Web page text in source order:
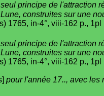
principe de l'attraction
construites sur une
1765, in-4°, viii-162 p., 1pl
principe de l'attraction
construites sur une
1765, in-4°, viii-162 p., 1pl
pour l'année 17.., avec les